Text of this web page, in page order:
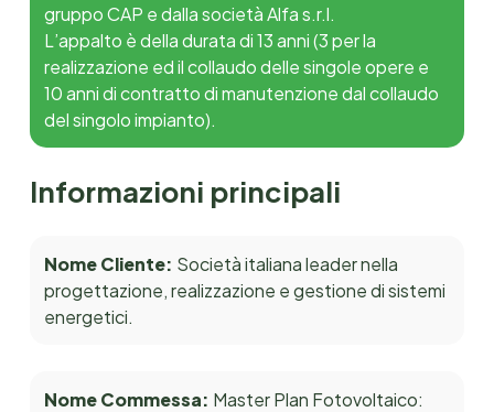
gruppo CAP e dalla società Alfa s.r.l.
L’appalto è della durata di 13 anni (3 per la
realizzazione ed il collaudo delle singole opere e
10 anni di contratto di manutenzione dal collaudo
del singolo impianto).
Informazioni principali
Nome Cliente: Società italiana leader nella
progettazione, realizzazione e gestione di sistemi
energetici.
Nome Commessa: Master Plan Fotovoltaico: